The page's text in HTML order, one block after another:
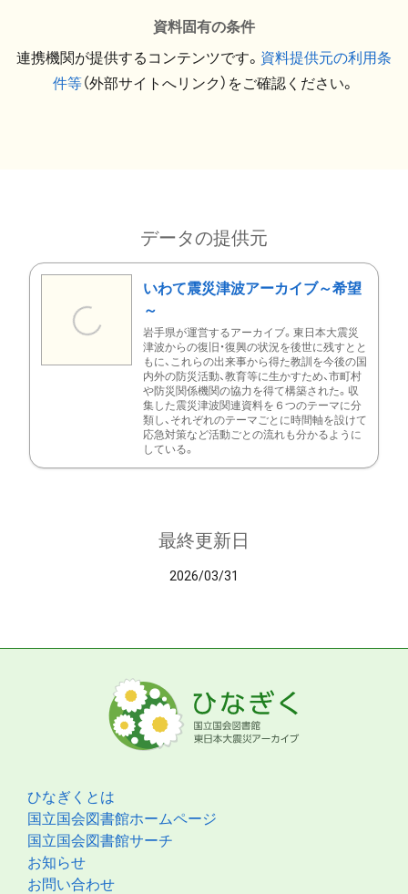
資料固有の条件
連携機関が提供するコンテンツです。 資料提供元の利用条
件等（外部サイトへリンク）をご確認ください。
データの提供元
いわて震災津波アーカイブ～希望
～
岩手県が運営するアーカイブ。東日本大震災
津波からの復旧・復興の状況を後世に残すとと
もに、これらの出来事から得た教訓を今後の国
内外の防災活動、教育等に生かすため、市町村
や防災関係機関の協力を得て構築された。収
集した震災津波関連資料を６つのテーマに分
類し、それぞれのテーマごとに時間軸を設けて
応急対策など活動ごとの流れも分かるように
している。
最終更新日
2026/03/31
ひなぎくとは
国立国会図書館ホームページ
国立国会図書館サーチ
お知らせ
お問い合わせ